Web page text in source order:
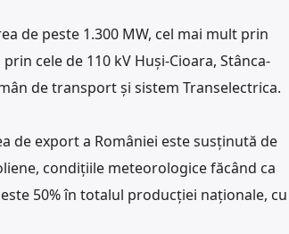
de peste 1.300 MW, cel mai mult prin
cele de 110 kV Huși-Cioara, Stânca-
de transport și sistem Transelectrica.
de export a României este susținută de
condițiile meteorologice făcând ca
50% în totalul producției naționale, cu